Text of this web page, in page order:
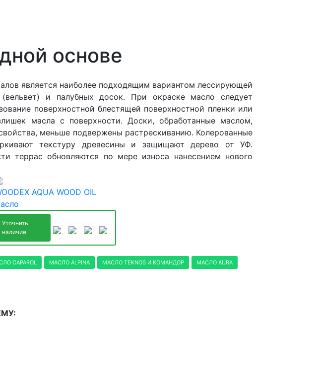
основе
является наиболее подходящим вариантом лессирующей
и палубных досок. При окраске масло следует
поверхностной блестящей поверхностной пленки или
масла с поверхности. Доски, обработанные маслом,
меньше подвержены растрескиванию. Колерованные
текстуру древесины и защищают дерево от УФ.
террас обновляются по мере износа нанесением нового
AQUA WOOD OIL
Уточнить
наличие
CAPAROL МАСЛО ALPINA МАСЛО TEKNOS И КОМАНДОР МАСЛО AURA